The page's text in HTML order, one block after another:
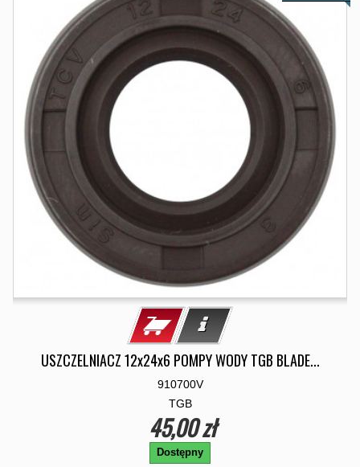
USZCZELNIACZ 12x24x6 POMPY WODY TGB BLADE...
910700V
TGB
45,00 zł
Dostępny